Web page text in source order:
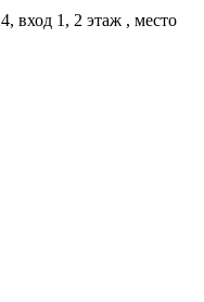
вход 1, 2 этаж , место